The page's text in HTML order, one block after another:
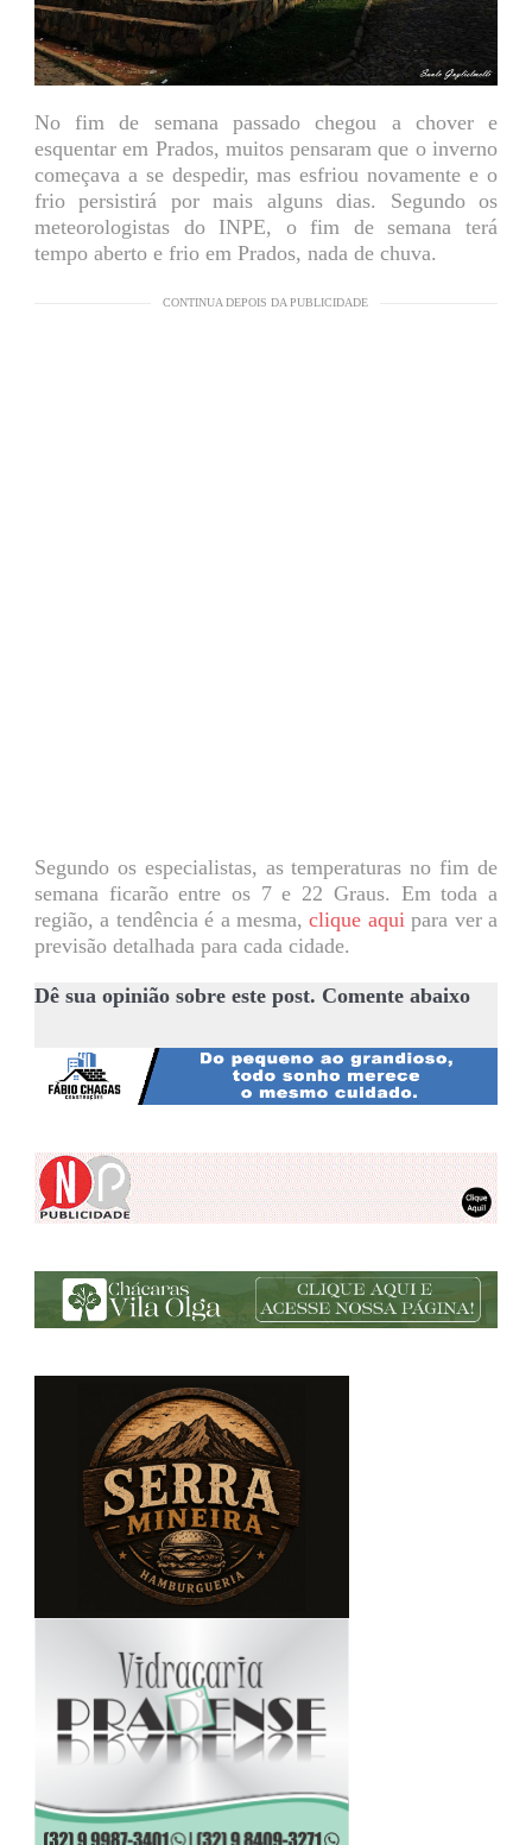
No fim de semana passado chegou a chover e
esquentar em Prados, muitos pensaram que o inverno
começava a se despedir, mas esfriou novamente e o
frio persistirá por mais alguns dias. Segundo os
meteorologistas do INPE, o fim de semana terá
tempo aberto e frio em Prados, nada de chuva.
CONTINUA DEPOIS DA PUBLICIDADE
Segundo os especialistas, as temperaturas no fim de
semana ficarão entre os 7 e 22 Graus. Em toda a
região, a tendência é a mesma,clique aquipara ver a
previsão detalhada para cada cidade.
Dê sua opinião sobre este post. Comente abaixo